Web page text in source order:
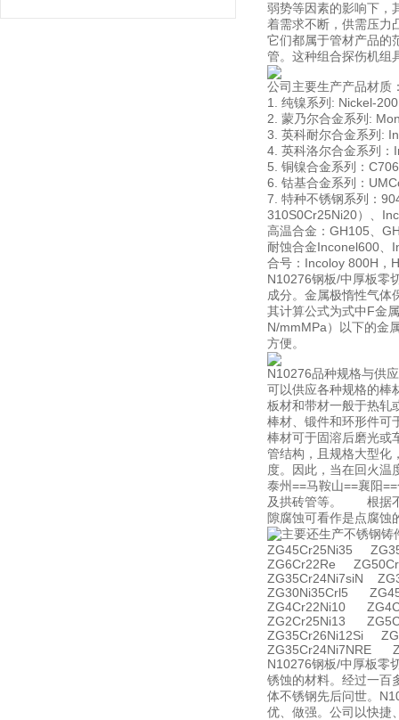
弱势等因素的影响下，
着需求不断，供需压
它们都属于管材产品的
管。这种组合探伤机组
公司主要生产产品材质
1. 纯镍系列: Nickel-
2. 蒙乃尔合金系列:
3. 英科耐尔合金系列:
4. 英科洛尔合金系列
5. 铜镍合金系列：
6. 钴基合金系列：
7. 特种不锈钢系列：
310S0Cr25Ni20）、
高温合金：GH105、
耐蚀合金Inconel600、
合号：Incoloy 800H，
N10276钢板/中厚板零
成分。金属极惰性气
其计算公式为式中F金
N/mmMPa）以下的金
方便。
N10276品种规格与供应
可以供应各种规格的棒
板材和带材一般于热轧
棒材、锻件和环形件可
棒材可于固溶后磨光
管结构，且规格大型化
度。因此，当在回火
泰州==马鞍山==襄阳
及拱砖管等。 根据不
隙腐蚀可看作是点腐蚀
主要还生产不锈钢铸
ZG45Cr25Ni35
ZG6Cr22Re
ZG35Cr24Ni7siN
ZG30Ni35Crl5
ZG4Cr22Ni10
ZG2Cr25Ni13
ZG35Cr26Ni12Si
ZG35Cr24Ni7NRE
N10276钢板/中厚板零
锈蚀的材料。经过一百
体不锈钢先后问世。
优、做强。公司以快捷